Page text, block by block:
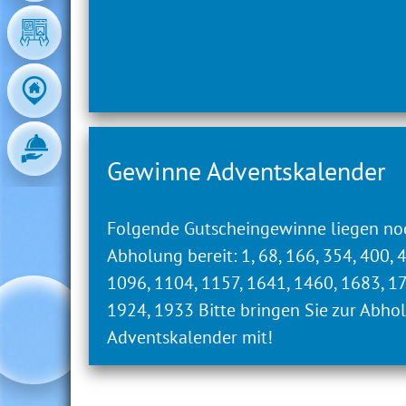
Gewinne Adventskalender
Folgende Gutscheingewinne liegen
Abholung bereit: 1, 68, 166, 354, 400,
1096, 1104, 1157, 1641, 1460, 1683,
1924, 1933 Bitte bringen Sie zur
Adventskalender mit!
Mittwoch
10:00 -
Donnerstag
10:00 -
Freitag
10:00 -
Samstag
10:00 -
Sonntag
Der letzte Einlass ist eine Stunde vor